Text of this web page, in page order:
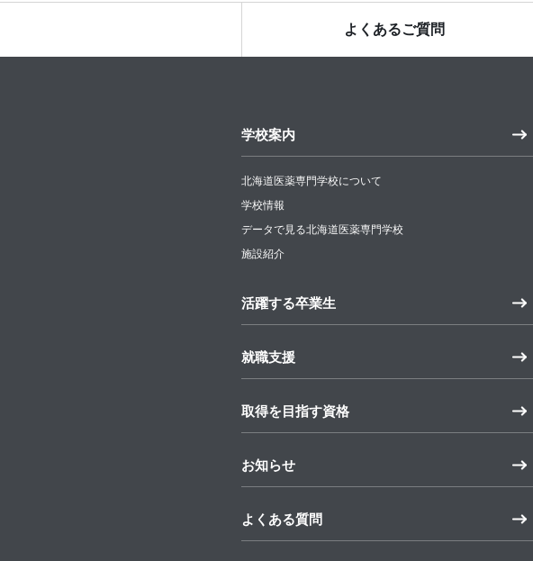
よくあるご質問
学校案内
北海道医薬専門学校について
学校情報
データで見る北海道医薬専門学校
施設紹介
活躍する卒業生
就職支援
取得を目指す資格
お知らせ
よくある質問